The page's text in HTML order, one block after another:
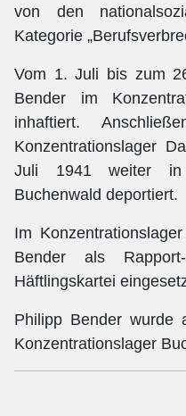
von den
Kategorie
Vom 1. Juli bis zum
Bender im
inhaftiert.
Konzentrationslager
Juli 1941 weiter in
Buchenwald deportiert.
Im
Bender als
Häftlingskartei
Philipp Bender wurde
Konzentrationslager